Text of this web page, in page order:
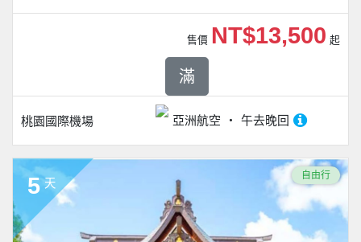
桃園國際機場 亞洲航空 午去晚回
售價 NT$13,500 起
滿
5 天
自由行